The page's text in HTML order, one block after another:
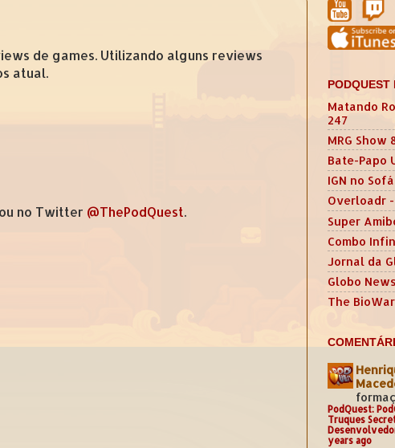
de games. Utilizando alguns reviews
atual.
ou no Twitter @ThePodQuest.
PODQUEST
Matando
247
MRG Show
Bate-Papo
IGN no Sofá
Overloadr
Super
Combo
Jornal da
Globo
The
PodQuest:
Truques
years ago